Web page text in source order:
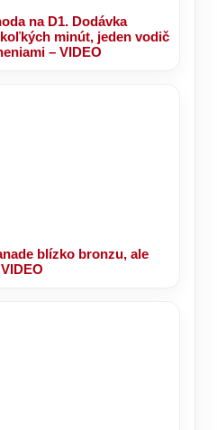
na D1. Dodávka
minút, jeden vodič
– VIDEO
blízko bronzu, ale